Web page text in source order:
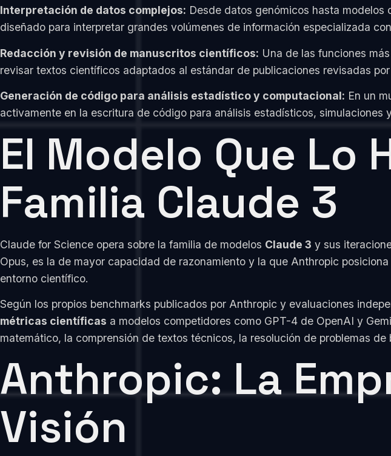
Interpretación de datos complejos: Desde datos genómicos hasta
diseñado para interpretar grandes volúmenes de información especializada
Redacción y revisión de manuscritos científicos: Una de las funciones
revisar textos científicos adaptados al estándar de publicaciones revisadas
Generación de código para análisis estadístico y computacional: En un
activamente en la escritura de código para análisis estadísticos, simulaciones
El Modelo Que Lo
Familia Claude 3
Claude for Science opera sobre la familia de modelos Claude 3 y sus
Opus, es la de mayor capacidad de razonamiento y la que Anthropic
entorno científico.
Según los propios benchmarks publicados por Anthropic y evaluaciones
métricas científicas a modelos competidores como GPT-4 de OpenAI y
matemático, la comprensión de textos técnicos, la resolución de problemas
Anthropic: La
Visión